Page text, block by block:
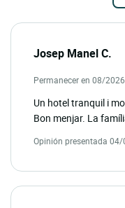
Josep Manel C.
Permanecer en 08/2026
Un hotel tranquil i
Bon menjar. La
Opinión presentada